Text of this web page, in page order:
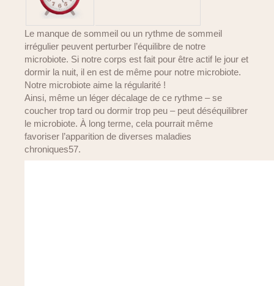
Le manque de sommeil ou un rythme de sommeil
irrégulier peuvent perturber l’équilibre de notre
microbiote. Si notre corps est fait pour être actif le jour et
dormir la nuit, il en est de même pour notre microbiote.
Notre microbiote aime la régularité !
Ainsi, même un léger décalage de ce rythme – se
coucher trop tard ou dormir trop peu – peut déséquilibrer
le microbiote. À long terme, cela pourrait même
favoriser l’apparition de diverses maladies
chroniques57.